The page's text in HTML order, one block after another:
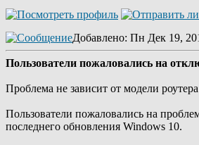
Добавлено: Пн Дек 19,
Пользователи пожаловались на
Проблема не зависит от модели
Пользователи пожаловались на
последнего обновления Windows 10.